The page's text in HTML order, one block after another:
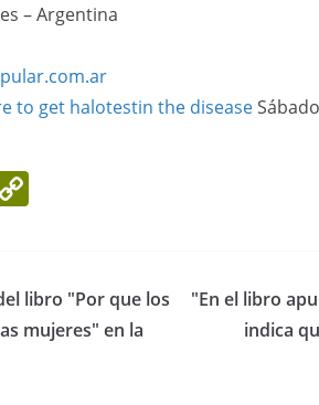
– Argentina
to get halotestin the disease
y
Li
libro "Por que los
mujeres" en la
"En el libro
indica